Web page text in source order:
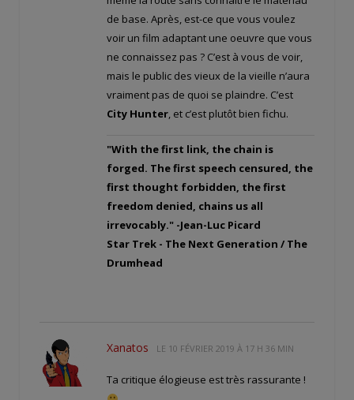
de base. Après, est-ce que vous voulez
voir un film adaptant une oeuvre que vous
ne connaissez pas ? C’est à vous de voir,
mais le public des vieux de la vieille n’aura
vraiment pas de quoi se plaindre. C’est
City Hunter, et c’est plutôt bien fichu.
"With the first link, the chain is
forged. The first speech censured, the
first thought forbidden, the first
freedom denied, chains us all
irrevocably." -Jean-Luc Picard
Star Trek - The Next Generation / The
Drumhead
Xanatos LE 10 FÉVRIER 2019 À 17 H 36 MIN
Ta critique élogieuse est très rassurante !